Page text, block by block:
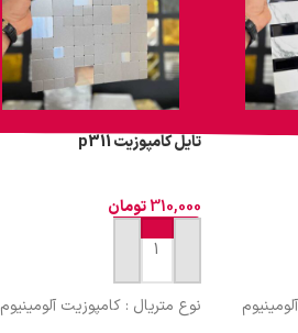
تایل کامپوزیت p311
310,000تومان
افزودن به سبد خرید
نوع متریال : کامپوزیت آلومینیوم